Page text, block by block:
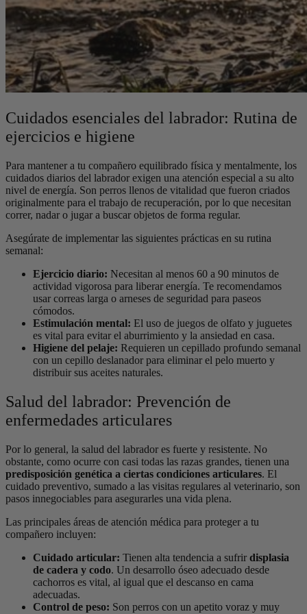
Cuidados esenciales del labrador: Rutina de
ejercicios e higiene
Para mantener a tu compañero equilibrado física y mentalmente, los
cuidados diarios del labrador exigen una atención especial a su alto
nivel de energía. Son perros llenos de vitalidad que fueron criados
originalmente para el trabajo de recuperación, por lo que necesitan
correr, nadar o jugar a buscar objetos de forma regular.
Asegúrate de implementar las siguientes prácticas en su rutina
semanal:
Ejercicio diario: Necesitan al menos 60 a 90 minutos de
actividad vigorosa para liberar energía. Te recomendamos
usar correas larga o arneses de seguridad para paseos
cómodos.
Estimulación mental: El uso de juegos de olfato y juguetes
es vital para evitar el aburrimiento y la ansiedad en casa.
Higiene del pelaje: Requieren un cepillado profundo semanal
con un cepillo deslanador para eliminar el pelo muerto y
distribuir sus aceites naturales.
Salud del labrador: Prevención de
enfermedades articulares
Por lo general, la salud del labrador es fuerte y resistente. No
obstante, como ocurre con casi todas las razas grandes, tienen una
predisposición genética a ciertas condiciones articulares. El
cuidado preventivo, sumado a las visitas regulares al veterinario, son
pasos innegociables para asegurarles una vida plena.
Las principales áreas de atención médica para proteger a tu
compañero incluyen:
Cuidado articular: Tienen alta tendencia a sufrir displasia
de cadera y codo. Un desarrollo óseo adecuado desde
cachorros es vital, al igual que el descanso en cama
adecuadas.
Control de peso: Son perros con un apetito voraz y muy